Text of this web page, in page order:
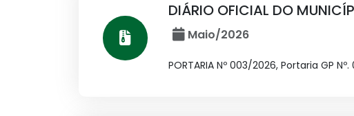
DIÁRIO OFICIAL DO
Maio/2026
PORTARIA Nº 003/2026, Portaria GP